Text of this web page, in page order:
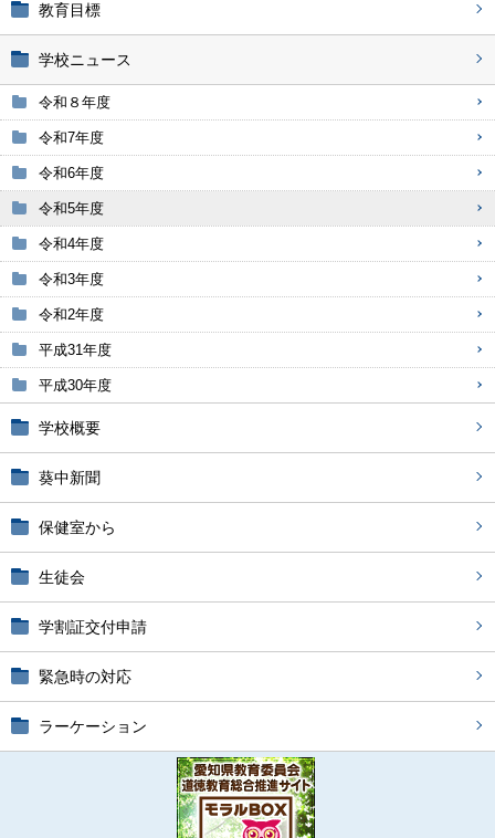
教育目標
学校ニュース
令和８年度
令和7年度
令和6年度
令和5年度
令和4年度
令和3年度
令和2年度
平成31年度
平成30年度
学校概要
葵中新聞
保健室から
生徒会
学割証交付申請
緊急時の対応
ラーケーション